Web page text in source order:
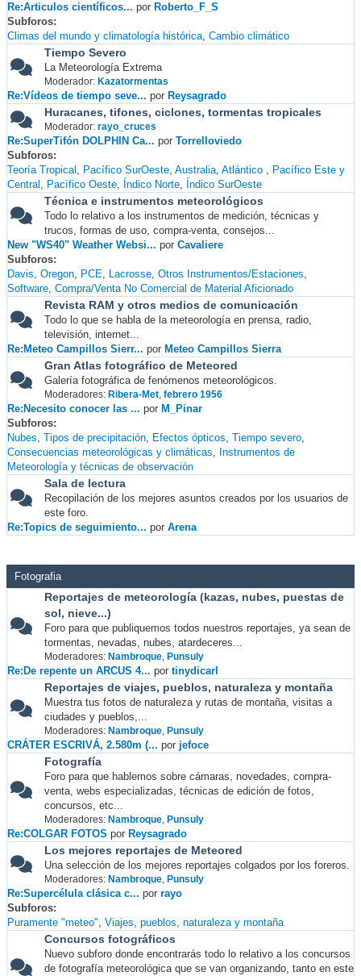
Re:Articulos científicos... por Roberto_F_S
Subforos
Climas del mundo y climatología histórica Cambio climático
Tiempo Severo
La Meteorología Extrema
Moderador: Kazatormentas
Re:Vídeos de tiempo seve... por Reysagrado
Huracanes, tifones, ciclones, tormentas tropicales
Moderador: rayo_cruces
Re:SuperTifón DOLPHIN Ca... por Torrelloviedo
Subforos
Teoría Tropical
Pacífico SurOeste Australia Atlántico
Pacífico Este y
Central
Pacífico Oeste Índico Norte Índico SurOeste
Técnica e instrumentos meteorológicos
Todo lo relativo a los instrumentos de medición, técnicas y
trucos, formas de uso, compra-venta, consejos...
New "WS40" Weather Websi... por Cavaliere
Subforos
Davis Oregon PCE Lacrosse Otros Instrumentos/Estaciones
Software Compra/Venta No Comercial de Material Aficionado
Revista RAM y otros medios de comunicación
Todo lo que se habla de la meteorología en prensa, radio,
televisión, internet...
Re:Meteo Campillos Sierr... por Meteo Campillos Sierra
Gran Atlas fotográfico de Meteored
Galería fotográfica de fenómenos meteorológicos.
Moderadores: Ribera-Met, febrero 1956
Re:Necesito conocer las ... por M_Pinar
Subforos
Nubes Tipos de precipitación Efectos ópticos Tiempo severo
Consecuencias meteorológicas y climáticas
Instrumentos de
Meteorología y técnicas de observación
Sala de lectura
Recopilación de los mejores asuntos creados por los usuarios de
este foro.
Re:Topics de seguimiento... por Arena
Fotografia
Reportajes de meteorología (kazas, nubes, puestas de
sol, nieve...)
Foro para que publiquemos todos nuestros reportajes, ya sean de
tormentas, nevadas, nubes, atardeceres...
Moderadores: Nambroque, Punsuly
Re:De repente un ARCUS 4... por tinydicarl
Reportajes de viajes, pueblos, naturaleza y montaña
Muestra tus fotos de naturaleza y rutas de montaña, visitas a
ciudades y pueblos,...
Moderadores: Nambroque, Punsuly
CRÁTER ESCRIVÁ, 2.580m (... por jefoce
Fotografía
Foro para que hablemos sobre cámaras, novedades, compra-
venta, webs especializadas, técnicas de edición de fotos,
concursos, etc...
Moderadores: Nambroque, Punsuly
Re:COLGAR FOTOS por Reysagrado
Los mejores reportajes de Meteored
Una selección de los mejores reportajes colgados por los foreros.
Moderadores: Nambroque, Punsuly
Re:Supercélula clásica c... por rayo
Subforos
Puramente "meteo" Viajes, pueblos, naturaleza y montaña
Concursos fotográficos
Nuevo subforo donde encontrarás todo lo relativo a los concursos
de fotografía meteorológica que se van organizando, tanto en este